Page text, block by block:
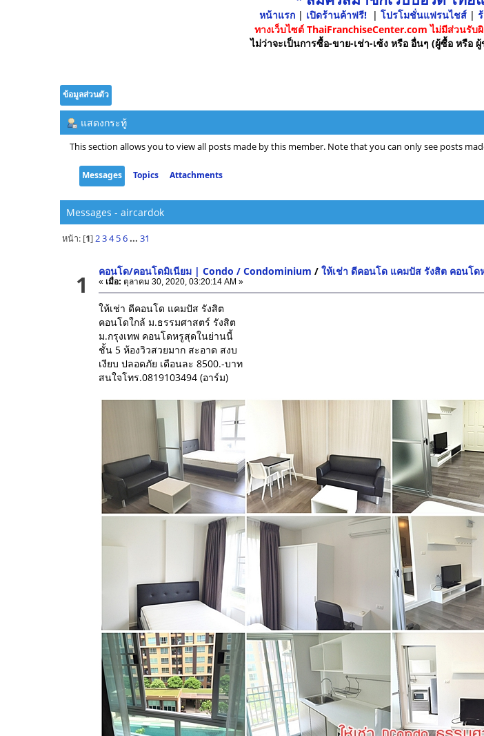
หน้าแรก| เปิดร้านค้าฟรี! | โปรโมชั่นแฟรนไชส์ |
ทางเว็บไซต์ ThaiFranchiseCenter.com ไม่มีส่วนรับ
ไม่ว่าจะเป็นการซื้อ-ขาย-เช่า-เซ้ง หรือ อื่นๆ (ผู้ซื้อ หรื
ข้อมูลส่วนตัว
แสดงกระทู้
This section allows you to view all posts made by this member. Note that you can only see posts
Messages Topics Attachments
Messages - aircardok
หน้า: [1]2 3 4 5 6 ... 31
1 คอนโด/คอนโดมิเนียม | Condo / Condominium /ให้เช่า ดีคอนโด แคมปัส รังสิต คอนโด
« เมื่อ: ตุลาคม 30, 2020, 03:20:14 AM »
ให้เช่า ดีคอนโด แคมปัส รังสิต
คอนโดใกล้ ม.ธรรมศาสตร์ รังสิต
ม.กรุงเทพ คอนโดหรูสุดในย่านนี้
ชั้น 5 ห้องวิวสวยมาก สะอาด สงบ
เงียบ ปลอดภัย เดือนละ 8500.-บาท
สนใจโทร.0819103494 (อาร์ม)